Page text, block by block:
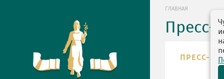
ГЛАВНАЯ
Пресс-
ПРЕСС-